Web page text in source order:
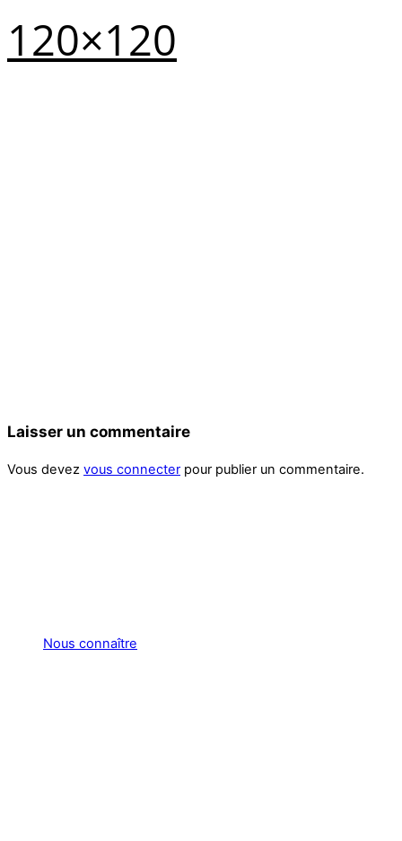
120×120
Laisser un commentaire
Vous devez vous connecter pour publier un commentaire.
Nous connaître